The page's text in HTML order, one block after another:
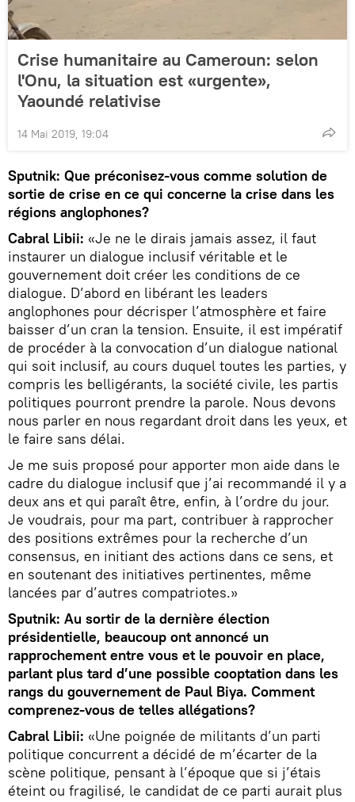
Crise humanitaire au Cameroun: selon
l'Onu, la situation est «urgente»,
Yaoundé relativise
14 Mai 2019, 19:04
Sputnik: Que préconisez-vous comme solution de
sortie de crise en ce qui concerne la crise dans les
régions anglophones?
Cabral Libii: «Je ne le dirais jamais assez, il faut
instaurer un dialogue inclusif véritable et le
gouvernement doit créer les conditions de ce
dialogue. D’abord en libérant les leaders
anglophones pour décrisper l’atmosphère et faire
baisser d’un cran la tension. Ensuite, il est impératif
de procéder à la convocation d’un dialogue national
qui soit inclusif, au cours duquel toutes les parties, y
compris les belligérants, la société civile, les partis
politiques pourront prendre la parole. Nous devons
nous parler en nous regardant droit dans les yeux, et
le faire sans délai.
Je me suis proposé pour apporter mon aide dans le
cadre du dialogue inclusif que j’ai recommandé il y a
deux ans et qui paraît être, enfin, à l’ordre du jour.
Je voudrais, pour ma part, contribuer à rapprocher
des positions extrêmes pour la recherche d’un
consensus, en initiant des actions dans ce sens, et
en soutenant des initiatives pertinentes, même
lancées par d’autres compatriotes.»
Sputnik: Au sortir de la dernière élection
présidentielle, beaucoup ont annoncé un
rapprochement entre vous et le pouvoir en place,
parlant plus tard d’une possible cooptation dans les
rangs du gouvernement de Paul Biya. Comment
comprenez-vous de telles allégations?
Cabral Libii: «Une poignée de militants d’un parti
politique concurrent a décidé de m’écarter de la
scène politique, pensant à l’époque que si j’étais
éteint ou fragilisé, le candidat de ce parti aurait plus